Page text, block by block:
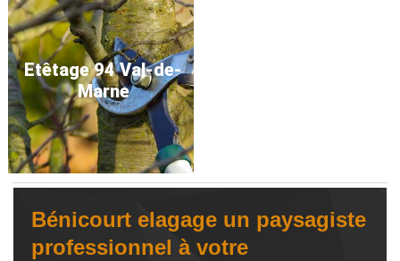
Etêtage 94 Val-de-
Marne
Bénicourt elagage un paysagiste
professionnel à votre